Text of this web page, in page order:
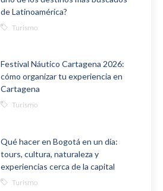
de Latinoamérica?
Turismo
Festival Náutico Cartagena 2026:
cómo organizar tu experiencia en
Cartagena
Turismo
Qué hacer en Bogotá en un día:
tours, cultura, naturaleza y
experiencias cerca de la capital
Turismo